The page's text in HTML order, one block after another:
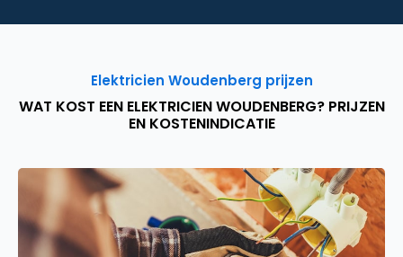
Elektricien Woudenberg prijzen
WAT KOST EEN ELEKTRICIEN WOUDENBERG? PRIJZEN
EN KOSTENINDICATIE